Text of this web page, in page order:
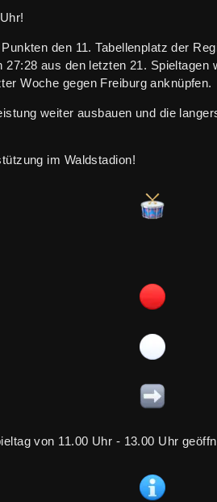
den 11. Tabellenplatz der
27:28 aus den letzten 21.
Woche gegen Freiburg anknüpfen.
weiter ausbauen und die
im Waldstadion!
von 11.00 Uhr - 13.00 Uhr